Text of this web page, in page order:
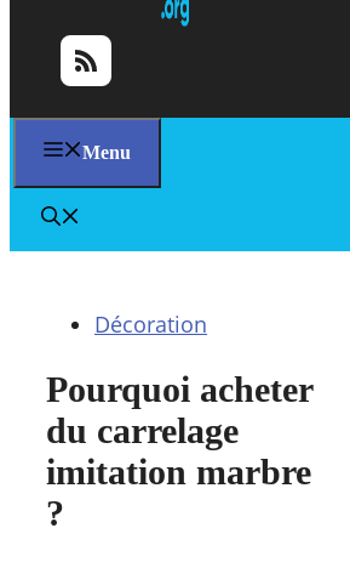
Menu
Décoration
Pourquoi acheter
du carrelage
imitation marbre
?